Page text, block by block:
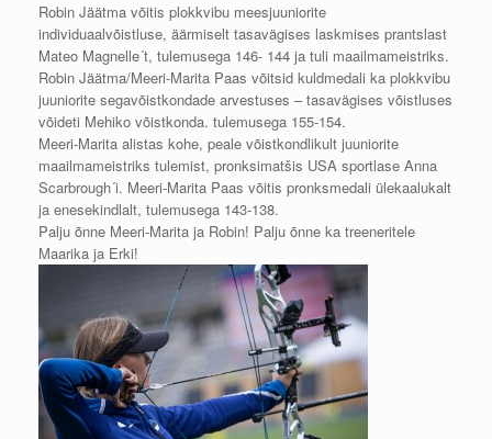
Robin Jäätma võitis plokkvibu meesjuuniorite
individuaalvõistluse, äärmiselt tasavägises laskmises prantslast
Mateo Magnelle´t, tulemusega 146- 144 ja tuli maailmameistriks.
Robin Jäätma/Meeri-Marita Paas võitsid kuldmedali ka plokkvibu
juuniorite segavõistkondade arvestuses – tasavägises võistluses
võideti Mehiko võistkonda. tulemusega 155-154.
Meeri-Marita alistas kohe, peale võistkondlikult juuniorite
maailmameistriks tulemist, pronksimatšis USA sportlase Anna
Scarbrough´i. Meeri-Marita Paas võitis pronksmedali ülekaalukalt
ja enesekindlalt, tulemusega 143-138.
Palju õnne Meeri-Marita ja Robin! Palju õnne ka treeneritele
Maarika ja Erki!